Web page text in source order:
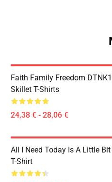
Faith Family Freedom
Skillet T-Shirts
24,38 € - 28,06 €
All I Need Today Is A Little
T-Shirt